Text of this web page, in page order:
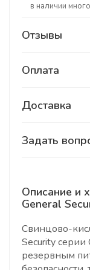
В наличии много
Отзывы
Оплата
Доставка
Задать
Описание и
General
Свинцово-
Security серии
резервным